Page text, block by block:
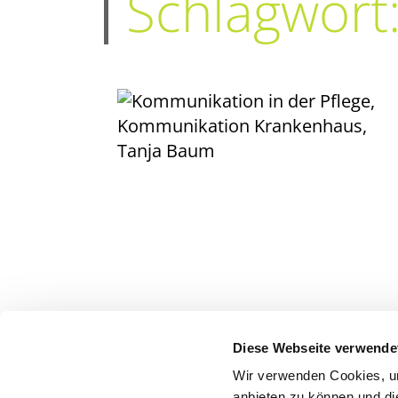
Diese Webseite
Wir verwenden Cookies,